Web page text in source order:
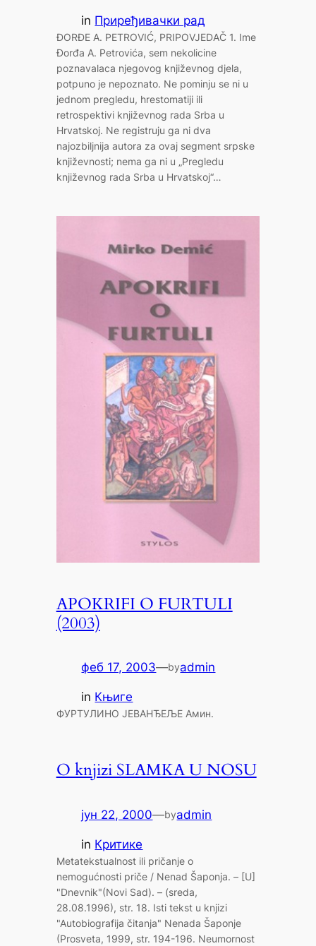
in Приређивачки рад
ĐORĐE A. PETROVIĆ, PRIPOVJEDAČ 1. Ime
Đorđa A. Petrovića, sem nekolicine
poznavalaca njegovog književnog djela,
potpuno je nepoznato. Ne pominju se ni u
jednom pregledu, hrestomatiji ili
retrospektivi književnog rada Srba u
Hrvatskoj. Ne registruju ga ni dva
najozbiljnija autora za ovaj segment srpske
književnosti; nema ga ni u „Pregledu
književnog rada Srba u Hrvatskoj“…
APOKRIFI O FURTULI
(2003)
феб 17, 2003—byadmin
in Књиге
ФУРТУЛИНО ЈЕВАНЂЕЉЕ Амин.
O knjizi SLAMKA U NOSU
јун 22, 2000—byadmin
in Критике
Metatekstualnost ili pričanje o
nemogućnosti priče / Nenad Šaponja. – [U]
"Dnevnik"(Novi Sad). – (sreda,
28.08.1996), str. 18. Isti tekst u knjizi
"Autobiografija čitanja" Nenada Šaponje
(Prosveta, 1999, str. 194-196. Neumornost